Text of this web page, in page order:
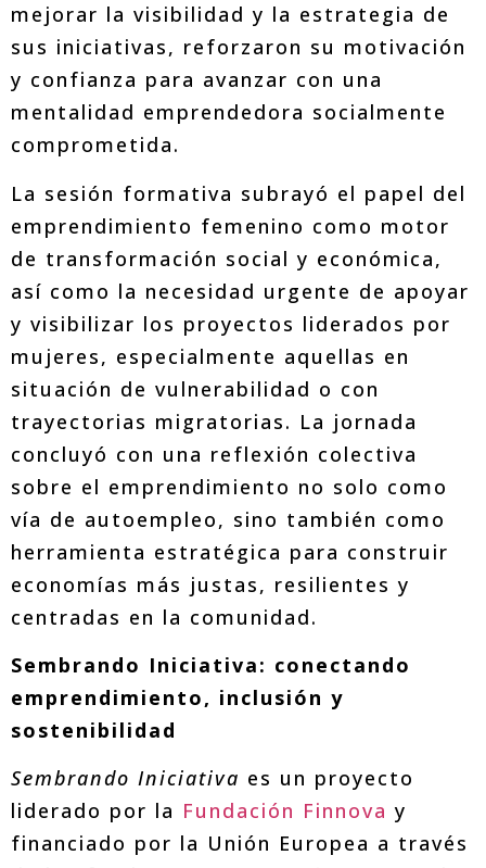
mejorar la visibilidad y la estrategia de
sus iniciativas, reforzaron su motivación
y confianza para avanzar con una
mentalidad emprendedora socialmente
comprometida.
La sesión formativa subrayó el papel del
emprendimiento femenino como motor
de transformación social y económica,
así como la necesidad urgente de apoyar
y visibilizar los proyectos liderados por
mujeres, especialmente aquellas en
situación de vulnerabilidad o con
trayectorias migratorias. La jornada
concluyó con una reflexión colectiva
sobre el emprendimiento no solo como
vía de autoempleo, sino también como
herramienta estratégica para construir
economías más justas, resilientes y
centradas en la comunidad.
Sembrando Iniciativa: conectando
emprendimiento, inclusión y
sostenibilidad
Sembrando Iniciativa es un proyecto
liderado por la Fundación Finnova y
financiado por la Unión Europea a través